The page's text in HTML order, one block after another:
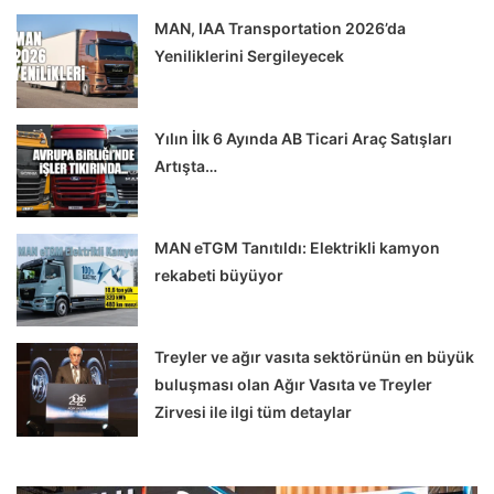
MAN, IAA Transportation 2026’da
Yeniliklerini Sergileyecek
Yılın İlk 6 Ayında AB Ticari Araç Satışları
Artışta…
MAN eTGM Tanıtıldı: Elektrikli kamyon
rekabeti büyüyor
Treyler ve ağır vasıta sektörünün en büyük
buluşması olan Ağır Vasıta ve Treyler
Zirvesi ile ilgi tüm detaylar